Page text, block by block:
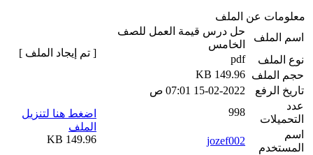
معلومات عن الملف
اسم الملف
حل درس قيمة العمل للصف
الخامس
نوع الملف
pdf
حجم الملف 149.96 KB
تاريخ الرفع
15-02-2022 07:01 ص
عدد
التحميلات
998
اسم
المستخدم
jozef002
[ تم إيجاد الملف ]
اضغط هنا لتنزيل
الملف
149.96 KB